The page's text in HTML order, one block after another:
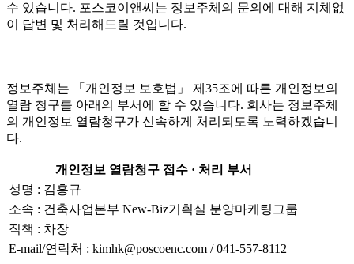
수 있습니다. 포스코이앤씨는 정보주체의 문의에 대해 지체없
이 답변 및 처리해드릴 것입니다.
정보주체는 「개인정보 보호법」 제35조에 따른 개인정보의
열람 청구를 아래의 부서에 할 수 있습니다. 회사는 정보주체
의 개인정보 열람청구가 신속하게 처리되도록 노력하겠습니
다.
개인정보 열람청구 접수 · 처리 부서
성명 : 김홍규
소속 : 건축사업본부 New-Biz기획실 분양마케팅그룹
직책 : 차장
E-mail/연락처 : kimhk@poscoenc.com / 041-557-8112